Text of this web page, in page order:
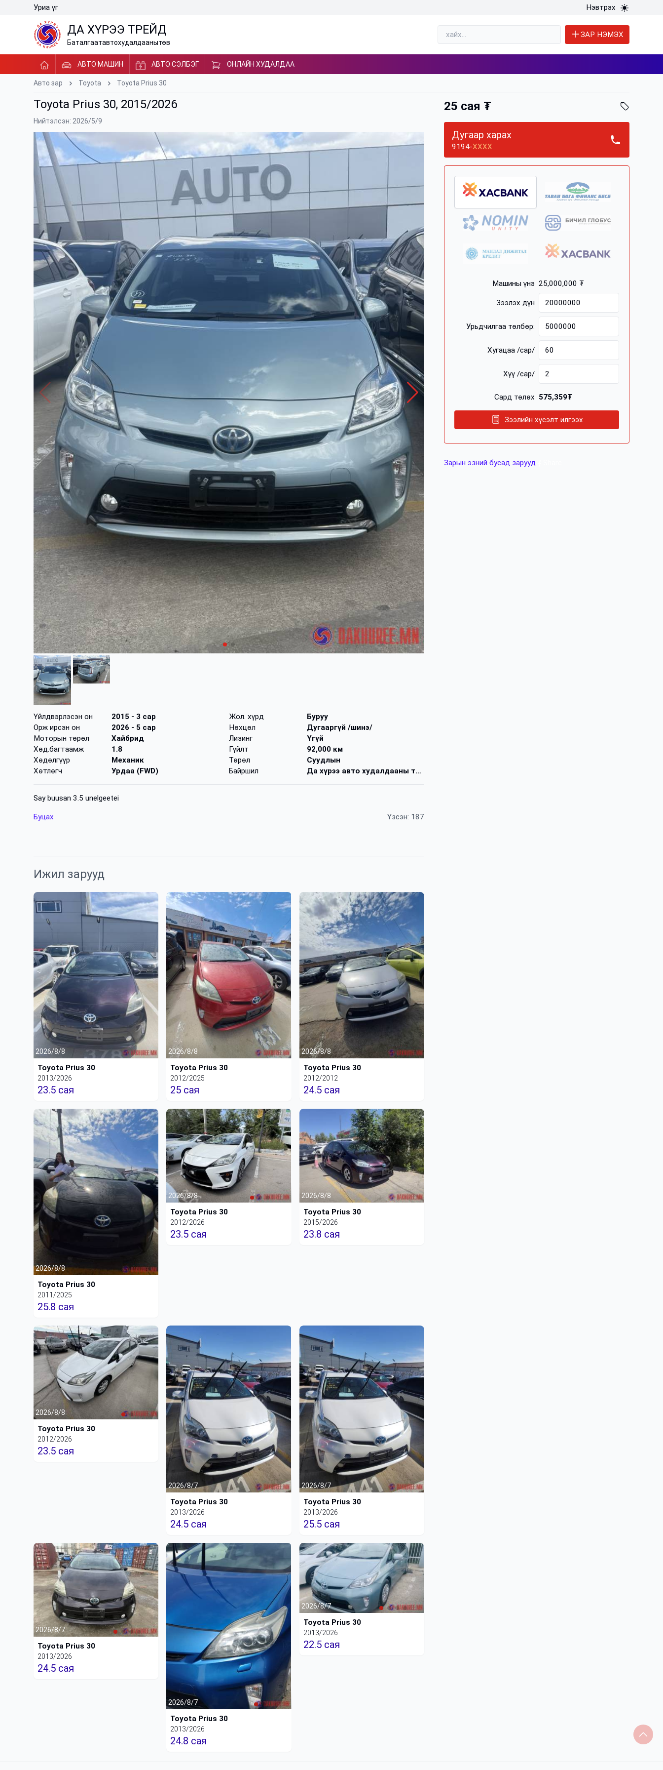
Уриа үг Нэвтрэх
ДА ХҮРЭЭ ТРЕЙД
Баталгаатавтохудалдаанытөв
ЗАР НЭМЭХ
АВТО МАШИН АВТО СЭЛБЭГ ОНЛАЙН ХУДАЛДАА
Авто зар Toyota Toyota Prius 30
Toyota Prius 30, 2015/2026
Нийтэлсэн: 2026/5/9
Үйлдвэрлэсэн он 2015 - 3 сар
Орж ирсэн он
2026 - 5 сар
Моторын төрөл
Хайбрид
Хөд.багтаамж
1.8
Хөдөлгүүр
Механик
Хөтлөгч
Урдаа (FWD)
Жол. хүрд
Буруу
Нөхцөл
Дугааргүй /шинэ/
Лизинг
Үгүй
Гүйлт
92,000 км
Төрөл
Суудлын
Байршил
Да хүрээ авто худалдааны төв
Say buusan 3.5 unelgeetei
Буцах Үзсэн: 187
25 сая ₮
Дугаар харах
9194-XXXX
Машины үнэ 25,000,000 ₮
Зээлэх дүн
Урьдчилгаа төлбөр:
Хугацаа /сар/
Хүү /сар/
Сард төлөх 575,359₮
Зээлийн хүсэлт илгээх
Зарын эзний бусад зарууд
Ижил зарууд
2026/8/8
Toyota Prius 30
2013/2026
23.5 сая
2026/8/8
Toyota Prius 30
2012/2025
25 сая
2026/8/8
Toyota Prius 30
2012/2012
24.5 сая
2026/8/8
Toyota Prius 30
2011/2025
25.8 сая
2026/8/8
Toyota Prius 30
2012/2026
23.5 сая
2026/8/8
Toyota Prius 30
2015/2026
23.8 сая
2026/8/8
Toyota Prius 30
2012/2026
23.5 сая
2026/8/7
Toyota Prius 30
2013/2026
24.5 сая
2026/8/7
Toyota Prius 30
2013/2026
25.5 сая
2026/8/7
Toyota Prius 30
2013/2026
24.5 сая
2026/8/7
Toyota Prius 30
2013/2026
24.8 сая
2026/8/7
Toyota Prius 30
2013/2026
22.5 сая